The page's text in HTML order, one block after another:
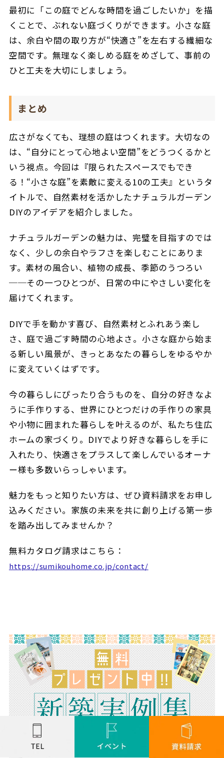
最初に「この庭でどんな時間を過ごしたいか」を描
くことで、ぶれない庭づくりができます。 小さな庭
は、余白や間の取り方が“快適さ”を左右する繊細な
空間です。 無理なく楽しめる庭をめざして、事前の
ひと工夫を大切にしましょう。
まとめ
広さがなくても、理想の庭はつくれます。大切なの
は、“自分にとって心地よい空間”をどうつくるかと
いう視点。今回は『限られたスペースでもでき
る！“小さな庭”を素敵に変える10の工夫』というタ
イトルで、 自然素材を活かしたナチュラルガーデン
DIYのアイデアを紹介しました。
ナチュラルガーデンの魅力は、完璧を目指すのでは
なく、少しの余白やラフさを楽しむことにありま
す。素材の風合い、植物の成長、季節のうつろい
──その一つひとつが、日常の中にやさしい変化を
届けてくれます。
DIYで手を動かす喜び、自然素材とふれあう楽し
さ、庭で過ごす時間の心地よさ。小さな庭から始ま
る新しい風景が、きっとあなたの暮らしをゆるやか
に変えていくはずです。
今の暮らしにぴったり合うものを、自分の好きなよ
うに手作りする、世界にひとつだけの手作りの家具
や小物に囲まれた暮らしを叶えるのが、私たち住広
ホームの家づくり。DIYでより好きな暮らしを手に
入れたり、快適さをプラスして楽しんでいるオーナ
ー様も多数いらっしゃいます。
魅力をもっと知りたい方は、ぜひ資料請求をお申し
込みください。家族の未来を共に創り上げる第一歩
を踏み出してみませんか？
無料カタログ請求はこちら：
https://sumikouhome.co.jp/contact/